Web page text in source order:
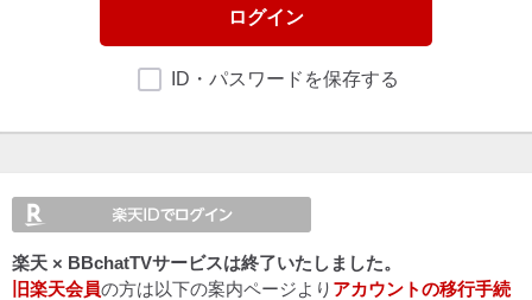
ログイン
ID・パスワードを保存する
楽天 × BBchatTVサービスは終了いたしました。
旧楽天会員の方は以下の案内ページより アカウントの移行手続